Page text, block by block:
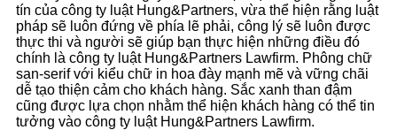
tín của công ty luật Hung&Partners, vừa thể hiện rằng luật
pháp sẽ luôn đứng về phía lẽ phải, công lý sẽ luôn được
thực thi và người sẽ giúp bạn thực hiện những điều đó
chính là công ty luật Hung&Partners Lawfirm. Phông chữ
san-serif với kiểu chữ in hoa đày mạnh mẽ và vững chãi
dễ tạo thiện cảm cho khách hàng. Sắc xanh than đậm
cũng được lựa chọn nhằm thể hiện khách hàng có thể tin
tưởng vào công ty luật Hung&Partners Lawfirm.